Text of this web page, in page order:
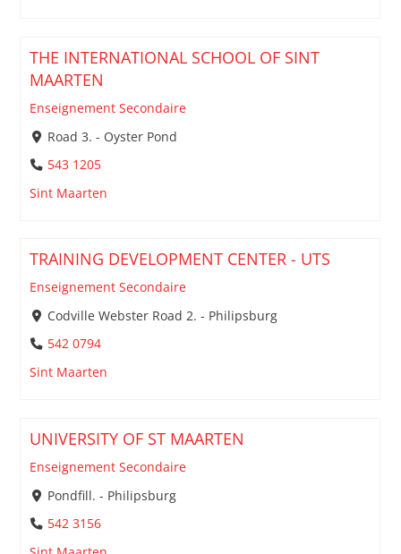
THE INTERNATIONAL SCHOOL OF SINT
MAARTEN
Enseignement Secondaire
Road 3. - Oyster Pond
543 1205
Sint Maarten
TRAINING DEVELOPMENT CENTER - UTS
Enseignement Secondaire
Codville Webster Road 2. - Philipsburg
542 0794
Sint Maarten
UNIVERSITY OF ST MAARTEN
Enseignement Secondaire
Pondfill. - Philipsburg
542 3156